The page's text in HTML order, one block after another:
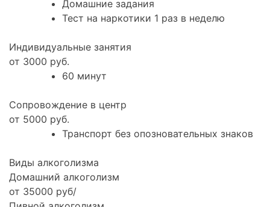
Домашние задания
Тест на наркотики 1 раз в неделю
Индивидуальные занятия
от 3000 руб.
60 минут
Сопровождение в центр
от 5000 руб.
Транспорт без опозновательных знаков
Виды алкоголизма
Домашний алкоголизм
от 35000 руб/